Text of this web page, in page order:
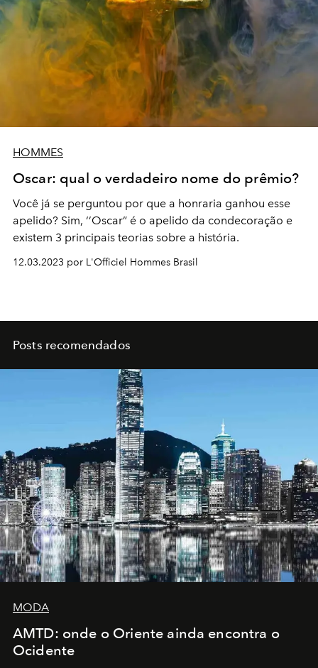
HOMMES
Oscar: qual o verdadeiro nome do prêmio?
Você já se perguntou por que a honraria ganhou esse
apelido? Sim, ‘’Oscar” é o apelido da condecoração e
existem 3 principais teorias sobre a história.
12.03.2023 por L'Officiel Hommes Brasil
Posts recomendados
MODA
AMTD: onde o Oriente ainda encontra o
Ocidente